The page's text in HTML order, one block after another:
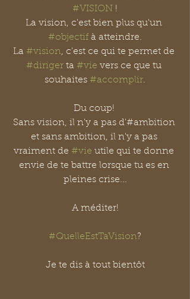
#VISION !
La vision, c'est bien plus qu'un
#objectif à atteindre.
La #vision, c'est ce qui te permet de
#diriger ta #vie vers ce que tu
souhaites #accomplir.
Du coup!
Sans vision, il n'y a pas d'#ambition
et sans ambition, il n'y a pas
vraiment de #vie utile qui te donne
envie de te battre lorsque tu es en
pleines crise...
A méditer!
#QuelleEstTaVision?
Je te dis à tout bientôt